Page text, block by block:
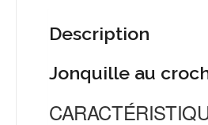
Description
Jonquille au